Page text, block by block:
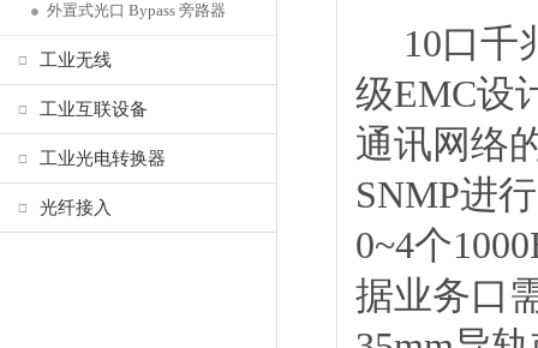
● 外置式光口 Bypass 旁路器
工业无线
工业互联设备
工业光电转换器
光纤接入
10口千
级EMC设
通讯网络
SNMP进
0~4个
据业务口